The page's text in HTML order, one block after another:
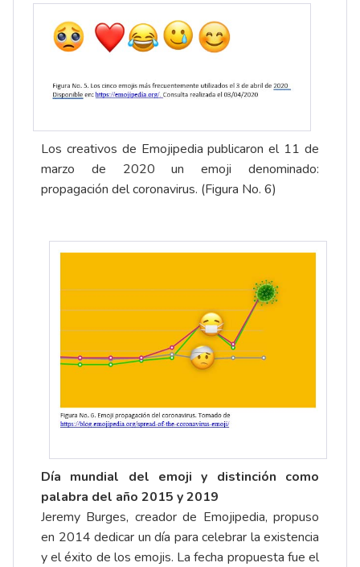
Los creativos de Emojipedia publicaron el 11 de
marzo de 2020 un emoji denominado:
propagación del coronavirus. (Figura No. 6)
Día mundial del emoji y distinción como
palabra del año 2015 y 2019
Jeremy Burges, creador de Emojipedia, propuso
en 2014 dedicar un día para celebrar la existencia
y el éxito de los emojis. La fecha propuesta fue el